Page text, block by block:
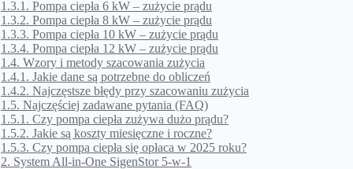
1.3.1. Pompa ciepła 6 kW – zużycie prądu
1.3.2. Pompa ciepła 8 kW – zużycie prądu
1.3.3. Pompa ciepła 10 kW – zużycie prądu
1.3.4. Pompa ciepła 12 kW – zużycie prądu
1.4. Wzory i metody szacowania zużycia
1.4.1. Jakie dane są potrzebne do obliczeń
1.4.2. Najczęstsze błędy przy szacowaniu zużycia
1.5. Najczęściej zadawane pytania (FAQ)
1.5.1. Czy pompa ciepła zużywa dużo prądu?
1.5.2. Jakie są koszty miesięczne i roczne?
1.5.3. Czy pompa ciepła się opłaca w 2025 roku?
2. System All-in-One SigenStor 5-w-1